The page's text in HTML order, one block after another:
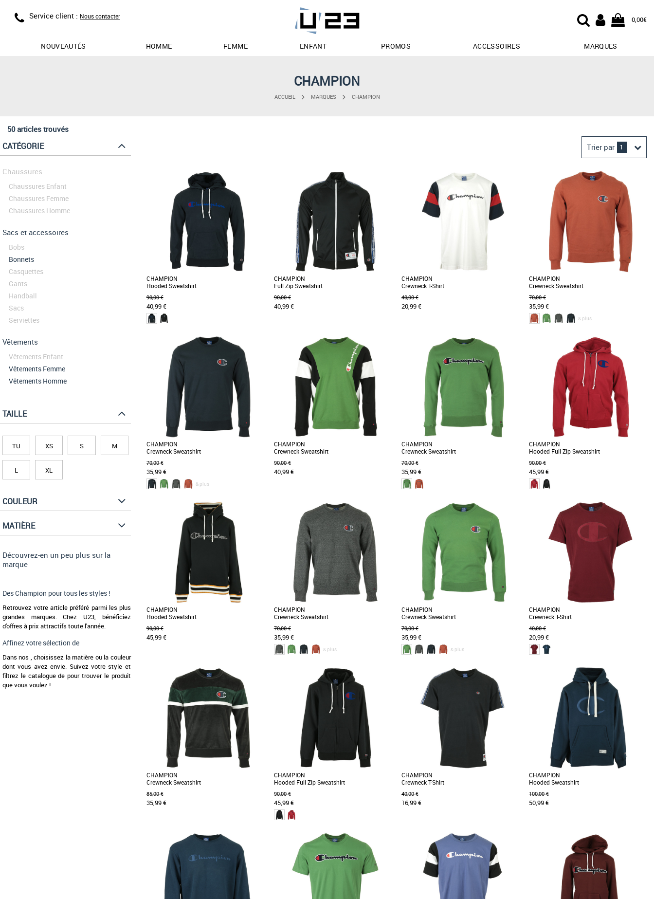
Service client : Nous contacter 0,00€
NOUVEAUTÉS HOMME FEMME ENFANT PROMOS ACCESSOIRES MARQUES
CHAMPION
ACCUEIL MARQUES CHAMPION
50 articles trouvés
CATÉGORIE
Chaussures
Chaussures Enfant
Chaussures Femme
Chaussures Homme
Sacs et accessoires
Bobs
Bonnets
Casquettes
Gants
Handball
Sacs
Serviettes
Vêtements
Vêtements Enfant
Vêtements Femme
Vêtements Homme
TAILLE
TU XS S M
L XL
COULEUR
MATIÈRE
Découvrez-en un peu plus sur la
marque
Des Champion pour tous les styles !
Retrouvez votre article préféré parmi les plus
grandes marques. Chez U23, bénéficiez
d'offres à prix attractifs toute l'année.
Affinez votre sélection de
Dans nos , choisissez la matière ou la couleur
dont vous avez envie. Suivez votre style et
filtrez le catalogue de pour trouver le produit
que vous voulez !
Trier par 1
Prix croissant
Prix décroissant
Meilleures remises
CHAMPION
Hooded Sweatshirt
90,00 €
40,99 €
Indispensable de la garde-robe, ce sweatshirt à
capuche est conçu en molleton de coton
peigné épais [...]
CHAMPION
Full Zip Sweatshirt
90,00 €
40,99 €
Plus produit: - Col montant. - Manches
longues. - Empiècement logoté sur les
manches. - Deux poches [...]
CHAMPION
Crewneck T-Shirt
40,00 €
20,99 €
Avec ses manches colorées et son logo sur le
buste, ce tee-shirt CHAMPION est parfait pour
accompagner [...]
CHAMPION
Crewneck Sweatshirt
70,00 €
35,99 €
& plus
Conçu dans un coton bouclé recyclé épais, ce
sweatshirt classique est orné d’un appliqué
CHAMPION
Crewneck Sweatshirt
70,00 €
35,99 €
& plus
Conçu dans un coton bouclé recyclé épais, ce
sweatshirt classique est orné d’un appliqué
CHAMPION
Crewneck Sweatshirt
90,00 €
40,99 €
Ce sweatshirt au design audacieux donnera
une note old school à votre tenue avec sa
matière en coton [...]
CHAMPION
Crewneck Sweatshirt
70,00 €
35,99 €
Repensé dans un jersey de coton léger, ce
sweatshirt est la pièce essentielle de l’été. Il est
CHAMPION
Hooded Full Zip Sweatshirt
90,00 €
45,99 €
Plus produit: - Fermeture entièrement zippée. -
Capuche ajustable par cordon de serrage. -
Poches [...]
CHAMPION
Hooded Sweatshirt
90,00 €
45,99 €
Nouveau sweat à capuche champion noir avec
un pur style rétro. On adore !!
CHAMPION
Crewneck Sweatshirt
70,00 €
35,99 €
& plus
Conçu dans un coton bouclé recyclé épais, ce
sweatshirt classique est orné d’un appliqué
CHAMPION
Crewneck Sweatshirt
70,00 €
35,99 €
& plus
Conçu dans un coton bouclé recyclé épais, ce
sweatshirt classique est orné d’un appliqué
CHAMPION
Crewneck T-Shirt
40,00 €
20,99 €
Avec son logo sur le buste, ce tee-shirt
CHAMPION est parfait pour accompagner vos
séances de sport, [...]
CHAMPION
Crewneck Sweatshirt
85,00 €
35,99 €
CHAMPION
Hooded Full Zip Sweatshirt
90,00 €
45,99 €
Plus produit: - Fermeture entièrement zippée. -
Capuche ajustable par cordon de serrage. -
Poches [...]
CHAMPION
Crewneck T-Shirt
40,00 €
16,99 €
CHAMPION
Hooded Sweatshirt
100,00 €
50,99 €